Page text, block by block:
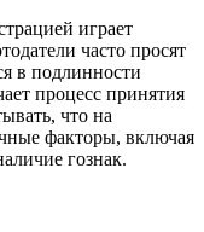
играет
часто просят
в подлинности
процесс принятия
что на
факторы, включая
гознак.